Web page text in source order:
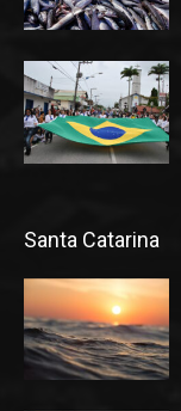
Santa Catarina